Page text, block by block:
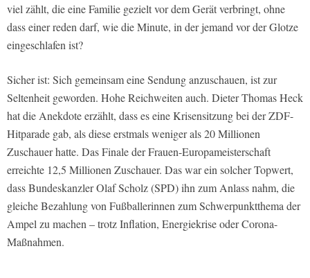
viel zählt, die eine Familie gezielt vor dem Gerät verbringt, ohne
dass einer reden darf, wie die Minute, in der jemand vor der Glotze
eingeschlafen ist?
Sicher ist: Sich gemeinsam eine Sendung anzuschauen, ist zur
Seltenheit geworden. Hohe Reichweiten auch. Dieter Thomas Heck
hat die Anekdote erzählt, dass es eine Krisensitzung bei der ZDF-
Hitparade gab, als diese erstmals weniger als 20 Millionen
Zuschauer hatte. Das Finale der Frauen-Europameisterschaft
erreichte 12,5 Millionen Zuschauer. Das war ein solcher Topwert,
dass Bundeskanzler Olaf Scholz (SPD) ihn zum Anlass nahm, die
gleiche Bezahlung von Fußballerinnen zum Schwerpunktthema der
Ampel zu machen – trotz Inflation, Energiekrise oder Corona-
Maßnahmen.